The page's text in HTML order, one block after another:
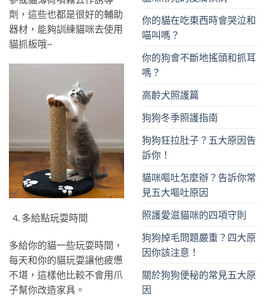
劑，這些也都是很好的輔助
器材，能夠訓練貓咪去使用
貓抓板哦~
多給點玩耍時間
多給你的貓一些玩耍時間，
每天和你的貓玩耍讓他疲憊
不堪，這樣他比較不會用爪
子幫你改造家具。
你的貓在吃東西時會哭泣和
喵叫嗎？
你的狗會不斷地搖頭和抓耳
嗎？
高齡犬照護篇
狗狗冬季照護指南
狗狗狂拉肚子？五大原因告
訴你！
貓咪嘔吐怎麼辦？告訴你常
見五大嘔吐原因
照護愛滋貓咪的四項守則
狗狗掉毛問題嚴重？四大原
因你該注意！
關於狗狗便秘的常見五大原
因